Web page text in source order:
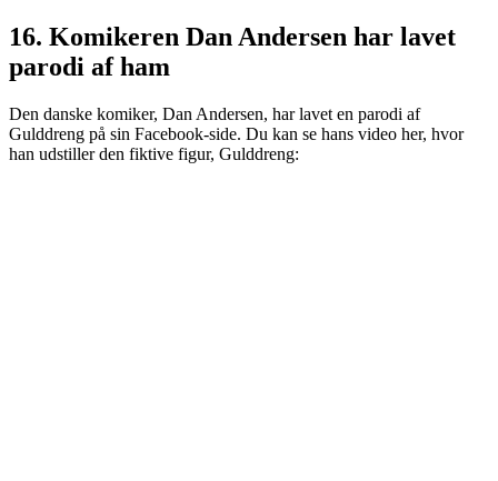
16. Komikeren Dan Andersen har lavet
parodi af ham
Den danske komiker, Dan Andersen, har lavet en parodi af
Gulddreng på sin Facebook-side. Du kan se hans video her, hvor
han udstiller den fiktive figur, Gulddreng: